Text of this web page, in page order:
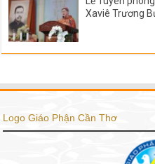
Xaviê Trương
Logo Giáo Phận Cần Thơ